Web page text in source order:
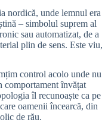
nordică, unde lemnul era
– simbolul suprem al
sau automatizat, de a
plin de sens. Este viu,
control acolo unde nu
comportament învățat
îl recunoaște ca pe
oamenii încearcă, din
de rău.